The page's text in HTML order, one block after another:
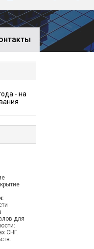
- на
для
СНГ.